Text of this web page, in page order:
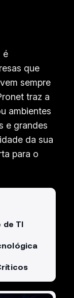
é
que
sempre
traz a
ambientes
e grandes
da sua
para o
de TI